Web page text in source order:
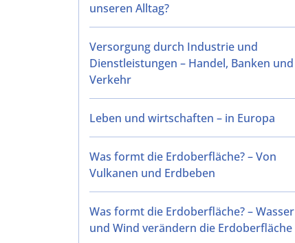
unseren Alltag?
Versorgung durch Industrie und
Dienstleistungen – Handel, Banken und
Verkehr
Leben und wirtschaften – in Europa
Was formt die Erdoberfläche? – Von
Vulkanen und Erdbeben
Was formt die Erdoberfläche? – Wasser
und Wind verändern die Erdoberfläche